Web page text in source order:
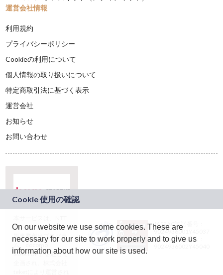
運営会社情報
利用規約
プライバシーポリシー
Cookieの利用について
個人情報の取り扱いについて
特定商取引法に基づく表示
運営会社
お知らせ
お問い合わせ
ドコモグループの新
規事業創出プログラ
ム「docomo
STARTUP」を通じて
JASRAC許諾番号：
9024936001Y45037
JASRAC許諾番号：
On our website we use some cookies. These are
necessary for our site to work properly and to give us
information about how our site is used.